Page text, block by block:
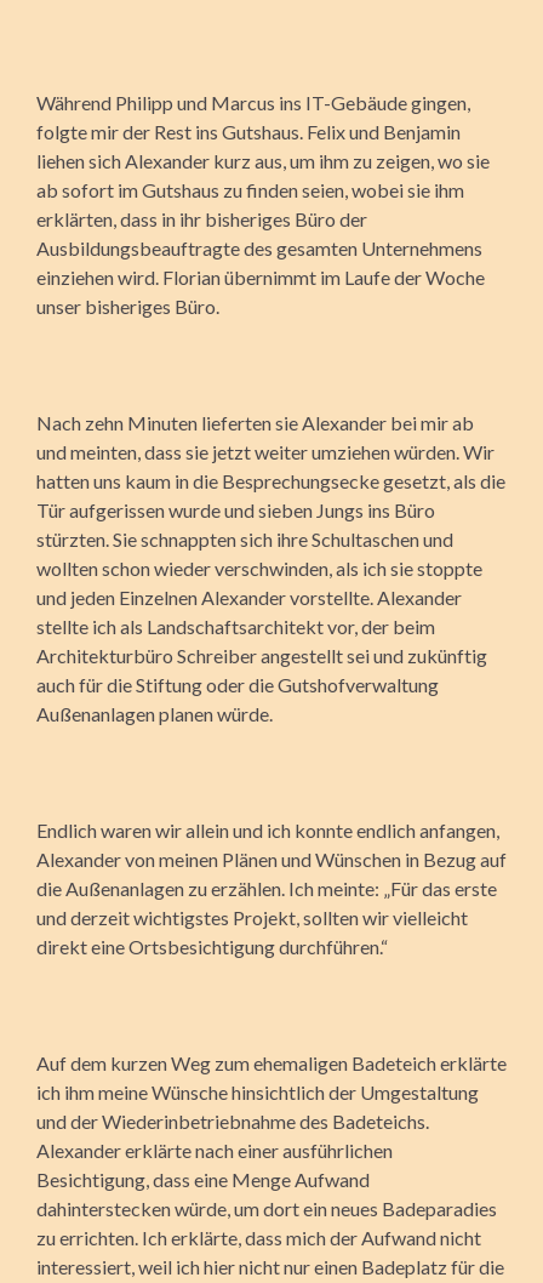
Während Philipp und Marcus ins IT-Gebäude gingen,
folgte mir der Rest ins Gutshaus. Felix und Benjamin
liehen sich Alexander kurz aus, um ihm zu zeigen, wo sie
ab sofort im Gutshaus zu finden seien, wobei sie ihm
erklärten, dass in ihr bisheriges Büro der
Ausbildungsbeauftragte des gesamten Unternehmens
einziehen wird. Florian übernimmt im Laufe der Woche
unser bisheriges Büro.
Nach zehn Minuten lieferten sie Alexander bei mir ab
und meinten, dass sie jetzt weiter umziehen würden. Wir
hatten uns kaum in die Besprechungsecke gesetzt, als die
Tür aufgerissen wurde und sieben Jungs ins Büro
stürzten. Sie schnappten sich ihre Schultaschen und
wollten schon wieder verschwinden, als ich sie stoppte
und jeden Einzelnen Alexander vorstellte. Alexander
stellte ich als Landschaftsarchitekt vor, der beim
Architekturbüro Schreiber angestellt sei und zukünftig
auch für die Stiftung oder die Gutshofverwaltung
Außenanlagen planen würde.
Endlich waren wir allein und ich konnte endlich anfangen,
Alexander von meinen Plänen und Wünschen in Bezug auf
die Außenanlagen zu erzählen. Ich meinte: „Für das erste
und derzeit wichtigstes Projekt, sollten wir vielleicht
direkt eine Ortsbesichtigung durchführen.“
Auf dem kurzen Weg zum ehemaligen Badeteich erklärte
ich ihm meine Wünsche hinsichtlich der Umgestaltung
und der Wiederinbetriebnahme des Badeteichs.
Alexander erklärte nach einer ausführlichen
Besichtigung, dass eine Menge Aufwand
dahinterstecken würde, um dort ein neues Badeparadies
zu errichten. Ich erklärte, dass mich der Aufwand nicht
interessiert, weil ich hier nicht nur einen Badeplatz für die